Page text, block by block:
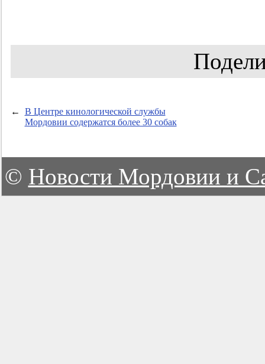
←
В Центре кинологической службы
Мордовии содержатся более 30 собак
© Новости Мордовии и